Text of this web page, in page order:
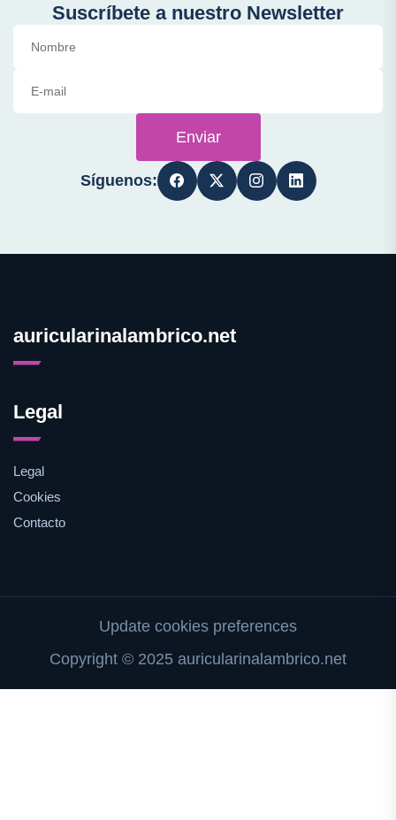
Suscríbete a nuestro Newsletter
Enviar
Síguenos:
auricularinalambrico.net
Legal
Legal
Cookies
Contacto
Update cookies preferences
Copyright © 2025 auricularinalambrico.net